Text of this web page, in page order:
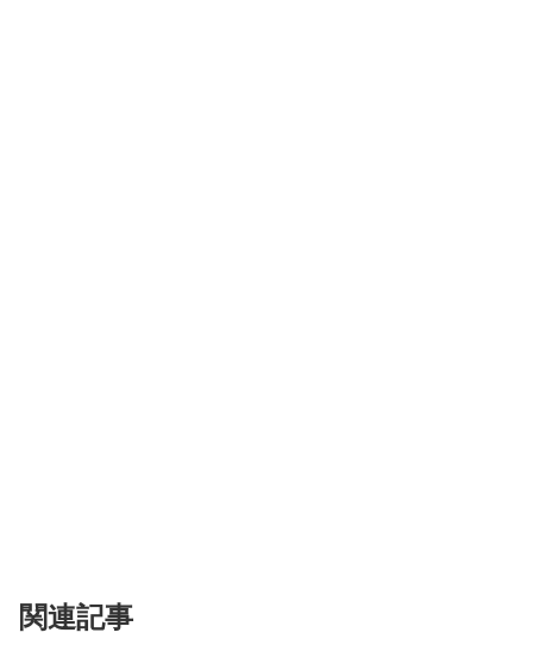
関連記事